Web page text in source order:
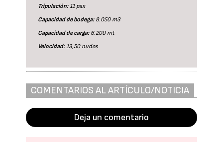
Tripulación:11 pax
Capacidad de bodega:8.050 m3
Capacidad de carga:6.200 mt
Velocidad:13,50 nudos
COMENTARIOS AL ARTÍCULO/NOTICIA
Deja un comentario